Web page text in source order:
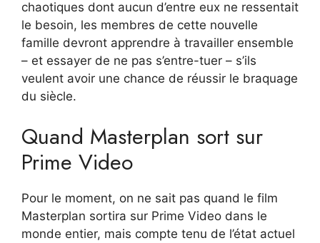
chaotiques dont aucun d’entre eux ne ressentait
le besoin, les membres de cette nouvelle
famille devront apprendre à travailler ensemble
– et essayer de ne pas s’entre-tuer – s’ils
veulent avoir une chance de réussir le braquage
du siècle.
Quand Masterplan sort sur
Prime Video
Pour le moment, on ne sait pas quand le film
Masterplan sortira sur Prime Video dans le
monde entier, mais compte tenu de l’état actuel